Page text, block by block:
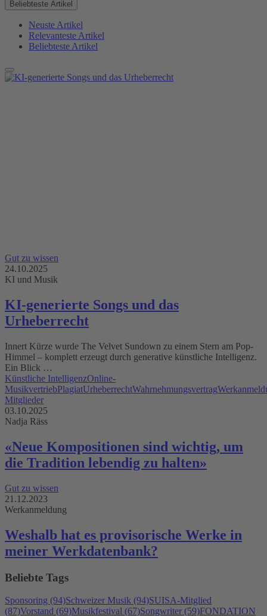
Beliebteste Artikel
Neuste Artikel
Relevanteste Artikel
Beliebteste Artikel
Gut zu wissen
24.10.2025
KI und Musik
KI-generierte Songs und das
Urheberrecht
Innert Kürze wurde The Velvet Sundown zu einem Stern am Pop-
Himmel – komplett erzeugt durch generative künstliche Intelligenz.
Ein Blick …
Künstliche IntelligenzOnline-
MusikvertriebPlagiatUrheberrechtWahrnehmungsvertrag
Mitglieder
03.10.2025
Nadja Räss
«Neue Kompositionen sind wichtig, um
die Tradition lebendig zu halten»
Gut zu wissen
21.12.2023
Werkanmeldung
Weshalb hat es provisorische Werke in
meiner Werkdatenbank?
Beliebte Tags
Sponsoring (94)Schweizer Musik (94)SUISA-Mitglied
(87)Vorstand (69)Musikfestival (67)Songwriter (59)FONDATION